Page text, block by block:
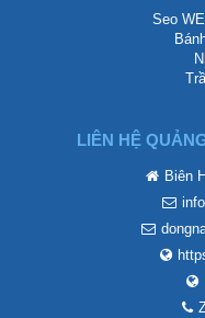
Seo
LIÊN HỆ
Biên